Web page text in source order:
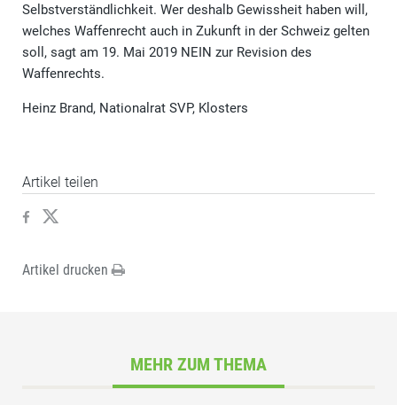
Selbstverständlichkeit. Wer deshalb Gewissheit haben will,
welches Waffenrecht auch in Zukunft in der Schweiz gelten
soll, sagt am 19. Mai 2019 NEIN zur Revision des
Waffenrechts.
Heinz Brand, Nationalrat SVP, Klosters
Artikel teilen
Artikel drucken
MEHR ZUM THEMA